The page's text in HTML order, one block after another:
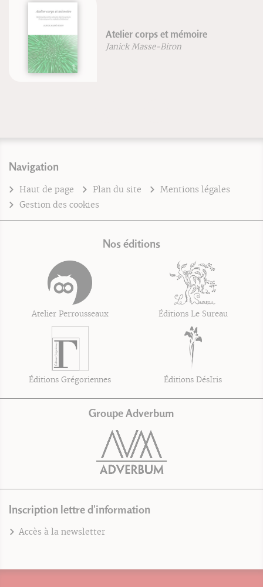
Atelier corps et mémoire
Janick Masse-Biron
Navigation
Haut de page Plan du site
Mentions légales
Gestion des cookies
Nos éditions
Atelier Perrousseaux Éditions Le Sureau
Éditions Grégoriennes Éditions DésIris
Groupe Adverbum
Inscription lettre d'information
Accès à la newsletter